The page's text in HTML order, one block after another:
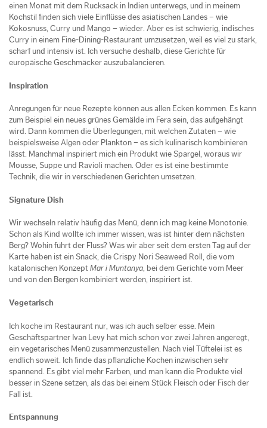
einen Monat mit dem Rucksack in Indien unterwegs, und in meinem
Kochstil finden sich viele Einflüsse des asiatischen Landes – wie
Kokosnuss, Curry und Mango – wieder. Aber es ist schwierig, indisches
Curry in einem Fine-Dining-Restaurant umzusetzen, weil es viel zu stark,
scharf und intensiv ist. Ich versuche deshalb, diese Gerichte für
europäische Geschmäcker auszubalancieren.
Inspiration
Anregungen für neue Rezepte können aus allen Ecken kommen. Es kann
zum Beispiel ein neues grünes Gemälde im Fera sein, das aufgehängt
wird. Dann kommen die Überlegungen, mit welchen Zutaten – wie
beispielsweise Algen oder Plankton – es sich kulinarisch kombinieren
lässt. Manchmal inspiriert mich ein Produkt wie Spargel, woraus wir
Mousse, Suppe und Ravioli machen. Oder es ist eine bestimmte
Technik, die wir in verschiedenen Gerichten umsetzen.
Signature Dish
Wir wechseln relativ häufig das Menü, denn ich mag keine Monotonie.
Schon als Kind wollte ich immer wissen, was ist hinter dem nächsten
Berg? Wohin führt der Fluss? Was wir aber seit dem ersten Tag auf der
Karte haben ist ein Snack, die Crispy Nori Seaweed Roll, die vom
katalonischen Konzept Mar i Muntanya, bei dem Gerichte vom Meer
und von den Bergen kombiniert werden, inspiriert ist.
Vegetarisch
Ich koche im Restaurant nur, was ich auch selber esse. Mein
Geschäftspartner Ivan Levy hat mich schon vor zwei Jahren angeregt,
ein vegetarisches Menü zusammenzustellen. Nach viel Tüftelei ist es
endlich soweit. Ich finde das pflanzliche Kochen inzwischen sehr
spannend. Es gibt viel mehr Farben, und man kann die Produkte viel
besser in Szene setzen, als das bei einem Stück Fleisch oder Fisch der
Fall ist.
Entspannung